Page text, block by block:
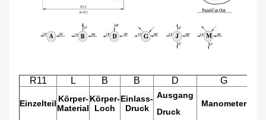
R11 L B B D G
Einzelteil Körper-
Material
Körper-
Loch
Einlass-
Druck
Ausgang
Druck
Manometer